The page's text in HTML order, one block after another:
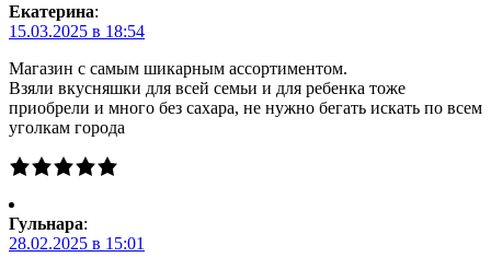
Екатерина:
15.03.2025 в 18:54
Магазин с самым шикарным ассортиментом.
Взяли вкусняшки для всей семьи и для ребенка тоже
приобрели и много без сахара, не нужно бегать искать по всем
уголкам города
Гульнара:
28.02.2025 в 15:01